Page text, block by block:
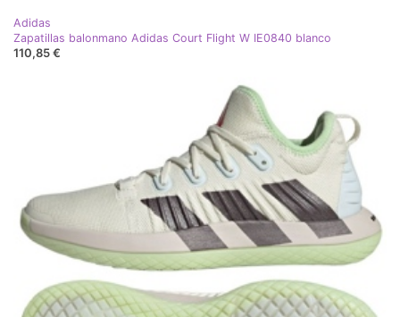
Adidas
Zapatillas balonmano Adidas Court Flight W IE0840 blanco
110,85 €